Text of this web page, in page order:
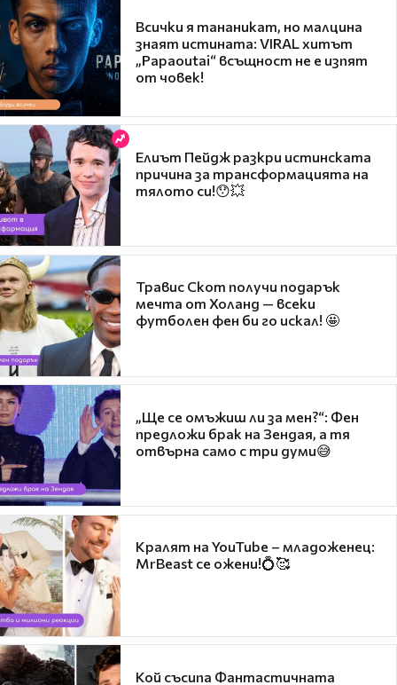
Всички я тананикат, но малцина
знаят истината: VIRAL хитът
„Papaoutai“ всъщност не е изпят
от човек!
Елиът Пейдж разкри истинската
причина за трансформацията на
тялото си!😯💥
Травис Скот получи подарък
мечта от Холанд — всеки
футболен фен би го искал! 🤩
„Ще се омъжиш ли за мен?“: Фен
предложи брак на Зендая, а тя
отвърна само с три думи😅
Кралят на YouTube – младоженец:
MrBeast се ожени!💍🥰
Кой съсипа Фантастичната